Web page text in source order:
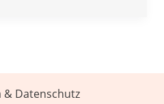
& Datenschutz